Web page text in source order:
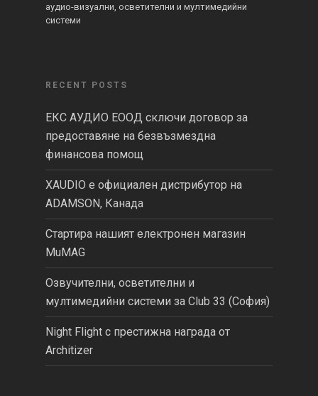
аудио-визуални, осветителни и мултимедийни
системи
RECENT POSTS
ЕКС АУДИО ЕООД сключи договор за
предоставяне на безвъзмездна
финансова помощ
XAUDIO е официален дистрибутор на
ADAMSON, Канада
Стартира нашият електронен магазин
MuMAG
Озвучителни, осветителни и
мултимедийни системи за Club 33 (София)
Night Flight с престижна награда от
Architizer